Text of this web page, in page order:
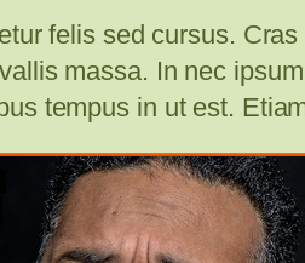
felis sed cursus.
massa. In nec
tempus in ut est.